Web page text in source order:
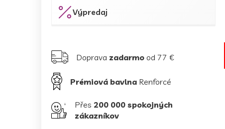
Výpredaj
Doprava zadarmo od 77 €
Prémiová bavlna Renforcé
Přes 200 000 spokojných
zákazníkov